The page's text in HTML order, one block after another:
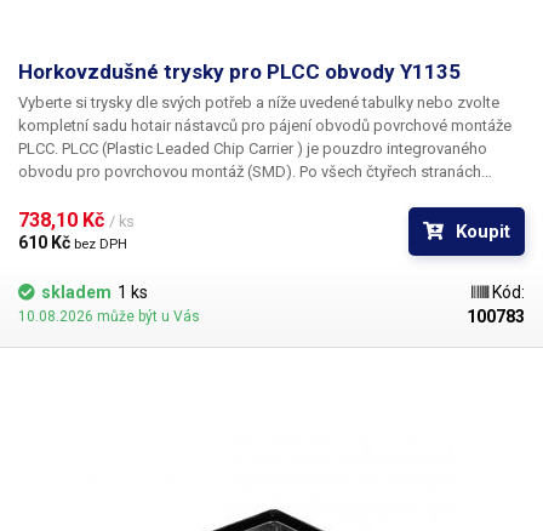
Horkovzdušné trysky pro PLCC obvody Y1135
Vyberte si trysky dle svých potřeb a níže uvedené tabulky nebo zvolte
kompletní sadu hotair nástavců pro pájení obvodů povrchové montáže
PLCC. PLCC (Plastic Leaded Chip Carrier ) je pouzdro integrovaného
obvodu pro povrchovou montáž (SMD). Po všech čtyřech stranách
patice nebo přímé letování na plošný spoj. Tryska Y1135 je určena pro
pouzdro PLCC o rozměru 17,5 x 17,5 mm
738,10 Kč / ks
610 Kč bez DPH
Koupit
skladem 1 ks
10.08.2026 může být u Vás
Kód:
100783